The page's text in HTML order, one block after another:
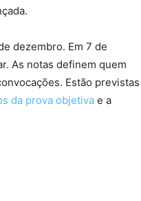
dezembro. Em 7 de
As notas definem quem
Estão previstas
da prova objetiva e a